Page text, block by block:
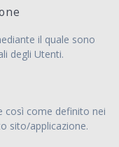
il quale sono
degli Utenti.
così come definito nei
sito/applicazione.